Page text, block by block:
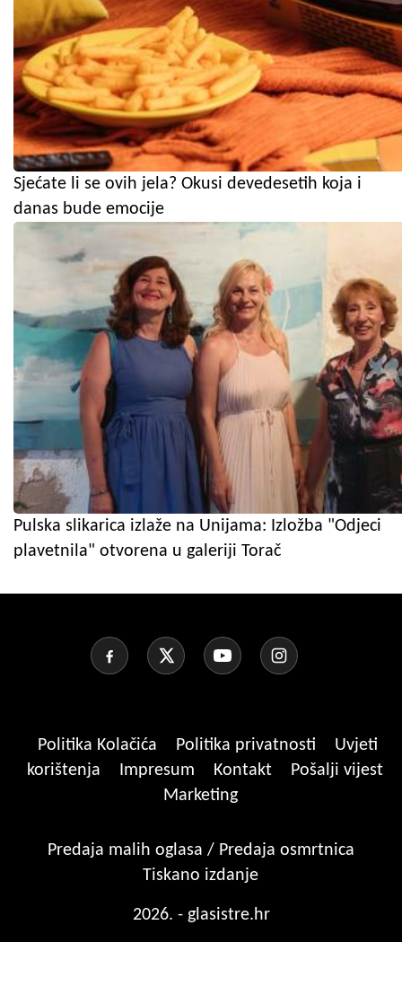
Sjećate li se ovih jela? Okusi devedesetih koja i
danas bude emocije
Pulska slikarica izlaže na Unijama: Izložba "Odjeci
plavetnila" otvorena u galeriji Torač
Politika Kolačića Politika privatnosti
Uvjeti
korištenja
Impresum Kontakt
Pošalji vijest
Marketing
Predaja malih oglasa / Predaja osmrtnica
Tiskano izdanje
2026. - glasistre.hr